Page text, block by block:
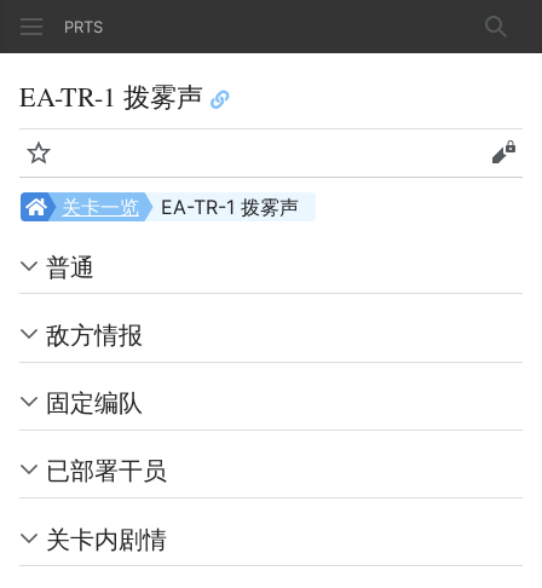
PRTS 搜索
EA-TR-1 拨雾声
监视 查看
EA-TR-1 拨雾声
关卡一览
普通
敌方情报
固定编队
已部署干员
关卡内剧情